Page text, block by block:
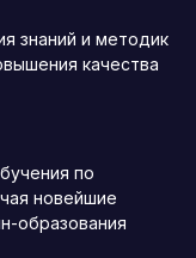
знаний и методик
качества
по
новейшие
образования